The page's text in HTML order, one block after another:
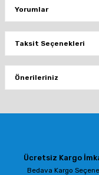
Yorumlar
Bu
Taksit Seçenekleri
Önerileriniz
Ürün resmi kalitesiz,
Ücretsiz Kargo
Bedava Kargo